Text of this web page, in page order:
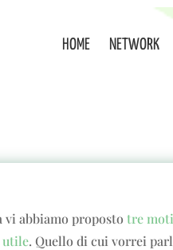
HOME NETWORK
vi abbiamo proposto tre
utile. Quello di cui vorrei